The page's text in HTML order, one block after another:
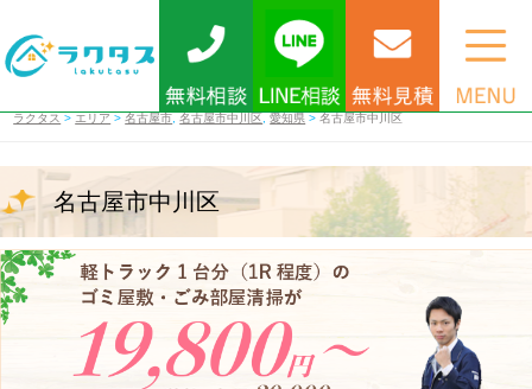
ラクタス > エリア >名古屋市 ,名古屋市中川区 ,愛知県 >名古屋市中川区
名古屋市中川区